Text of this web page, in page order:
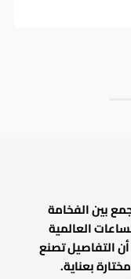
بين الفخامة
العالمية
التفاصيل تصنع
بعناية.